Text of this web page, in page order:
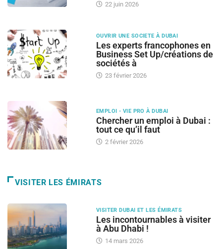
22 juin 2026
OUVRIR UNE SOCIETE À DUBAI
Les experts francophones en
Business Set Up/créations de
sociétés à
23 février 2026
EMPLOI - VIE PRO À DUBAI
Chercher un emploi à Dubai :
tout ce qu’il faut
2 février 2026
VISITER LES ÉMIRATS
VISITER DUBAI ET LES ÉMIRATS
Les incontournables à visiter
à Abu Dhabi !
14 mars 2026